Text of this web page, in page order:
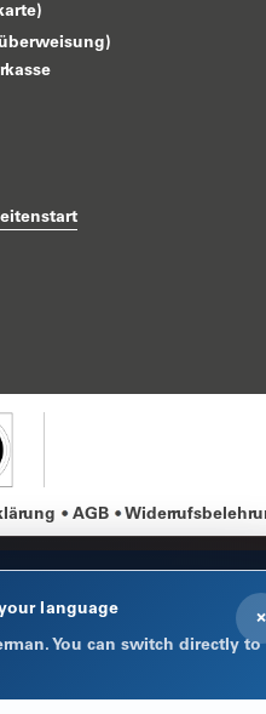
AGB
×
language
You can switch directly to